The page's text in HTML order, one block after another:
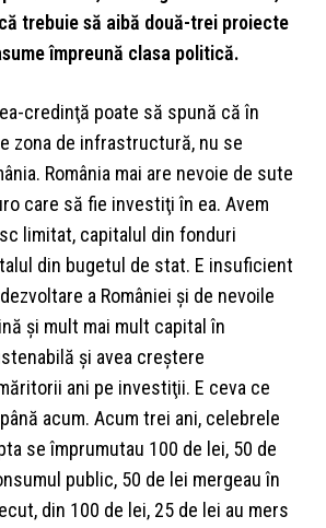
trebuie să aibă două-trei proiecte
împreună clasa politică.
credinţă poate să spună că în
zona de infrastructură, nu se
România mai are nevoie de sute
care să fie investiţi în ea. Avem
limitat, capitalul din fonduri
din bugetul de stat. E insuficient
a României şi de nevoile
şi mult mai mult capital în
şi avea creştere
ani pe investiţii. E ceva ce
acum. Acum trei ani, celebrele
se împrumutau 100 de lei, 50 de
public, 50 de lei mergeau în
din 100 de lei, 25 de lei au mers